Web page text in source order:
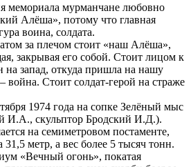
мемориала мурманчане любовно
Алёша», потому что главная
воина, солдата.
за плечом стоит «наш Алёша»,
закрывая его собой. Стоит лицом к
на запад, откуда пришла на нашу
война. Стоит солдат-герой на страже
1974 года на сопке Зелёный мыс
И.А., скульптор Бродский И.Д.).
на семиметровом постаменте,
метр, а вес более 5 тысяч тонн.
«Вечный огонь», покатая